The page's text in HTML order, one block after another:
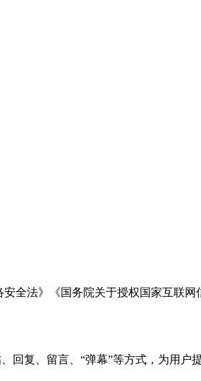
全法》《国务院关于授权国家互联网
回复、留言、“弹幕”等方式，为用户